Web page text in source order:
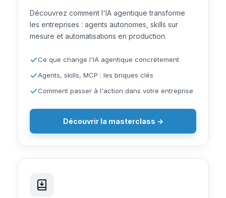
Découvrez comment l'IA agentique transforme
les entreprises : agents autonomes, skills sur
mesure et automatisations en production.
Ce que change l'IA agentique concrètement
Agents, skills, MCP : les briques clés
Comment passer à l'action dans votre entreprise
Découvrir la masterclass →